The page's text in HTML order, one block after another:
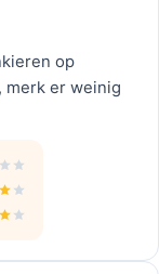
op
merk er weinig